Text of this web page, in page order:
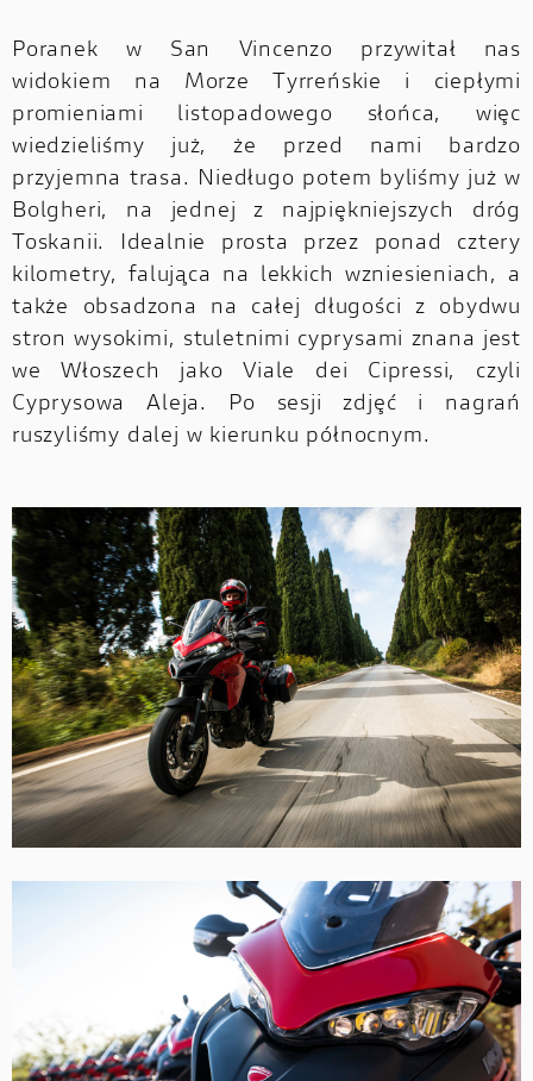
Poranek w San Vincenzo przywitał nas
widokiem na Morze Tyrreńskie i ciepłymi
promieniami listopadowego słońca, więc
wiedzieliśmy już, że przed nami bardzo
przyjemna trasa. Niedługo potem byliśmy już w
Bolgheri, na jednej z najpiękniejszych dróg
Toskanii. Idealnie prosta przez ponad cztery
kilometry, falująca na lekkich wzniesieniach, a
także obsadzona na całej długości z obydwu
stron wysokimi, stuletnimi cyprysami znana jest
we Włoszech jako Viale dei Cipressi, czyli
Cyprysowa Aleja. Po sesji zdjęć i nagrań
ruszyliśmy dalej w kierunku północnym.